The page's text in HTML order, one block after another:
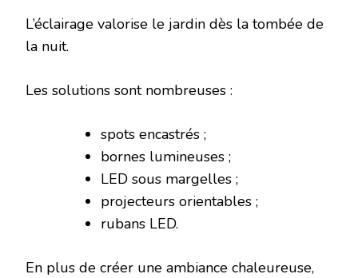
L’éclairage valorise le jardin dès la tombée de
la nuit.
Les solutions sont nombreuses :
spots encastrés ;
bornes lumineuses ;
LED sous margelles ;
projecteurs orientables ;
rubans LED.
En plus de créer une ambiance chaleureuse,